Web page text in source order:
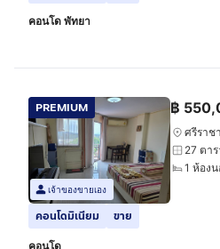
คอนโด พัทยา
PREMIUM
เจ้าของขายเอง
฿
ศรีราช
27 ตา
1 ห้อง
คอนโดมิเนียม ขาย
คอนโด